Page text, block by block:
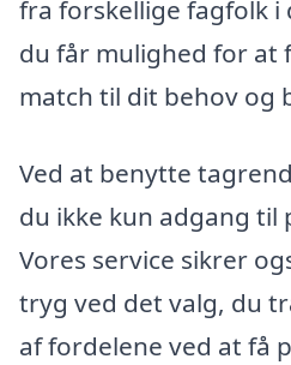
fra forskellige fagfolk i
du får mulighed for at
match til dit behov og
Ved at benytte
du ikke kun adgang til
Vores service sikrer
tryg ved det valg, du
af fordelene ved at få